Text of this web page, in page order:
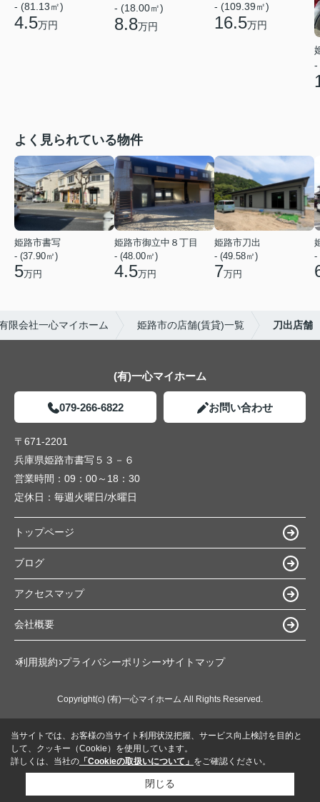
- (81.13㎡)
4.5万円
- (18.00㎡)
8.8万円
- (109.39㎡)
16.5万円
-
よく見られている物件
姫路市書写
- (37.90㎡)
5万円
姫路市御立中８丁目
- (48.00㎡)
4.5万円
姫路市刀出
- (49.58㎡)
7万円
-
限会社一心マイホーム 姫路市の店舗(賃貸)一覧 刀出店舗
(有)一心マイホーム
079-266-6822 お問い合わせ
〒671-2201
兵庫県姫路市書写５３－６
営業時間： 09：00～18：30
定休日： 毎週火曜日/水曜日
トップページ
ブログ
アクセスマップ
会社概要
利用規約 プライバシーポリシー サイトマップ
Copyright(c) (有)一心マイホーム All Rights Reserved.
当サイトでは、お客様の当サイト利用状況把握、サービス向上検討を目的と
して、クッキー（Cookie）を使用しています。
詳しくは、当社の 「Cookieの取扱いについて」 をご確認ください。
閉じる